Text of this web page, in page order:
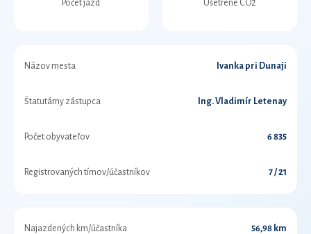
Počet jázd
Ušetrené CO2
Názov mesta Ivanka pri Dunaji
Štatutárny zástupca Ing. Vladimír Letenay
Počet obyvateľov 6 835
Registrovaných tímov/účastníkov 7 / 21
Najazdených km/účastníka 56,98 km